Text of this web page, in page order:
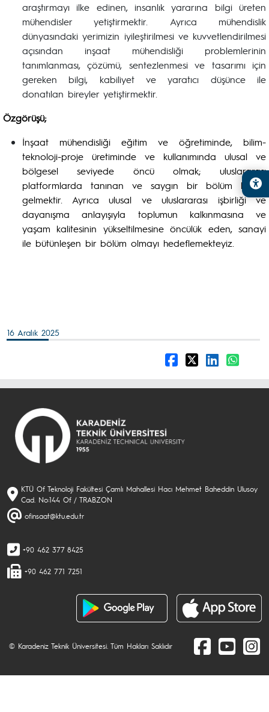
araştırmayı ilke edinen, insanlık yararına bilgi üreten
mühendisler yetiştirmektir. Ayrıca mühendislik
dünyasındaki yerimizin iyileştirilmesi ve kuvvetlendirilmesi
açısından inşaat mühendisliği problemlerinin
tanımlanması, çözümü, sentezlenmesi ve tasarımı için
gereken bilgi, kabiliyet ve yaratıcı düşünce ile
donatılan bireyler yetiştirmektir.
Özgörüşü;
İnşaat mühendisliği eğitim ve öğretiminde, bilim-
teknoloji-proje üretiminde ve kullanımında ulusal ve
bölgesel seviyede öncü olmak; uluslararası
platformlarda tanınan ve saygın bir bölüm haline
gelmektir. Ayrıca ulusal ve uluslararası işbirliği ve
dayanışma anlayışıyla toplumun kalkınmasına ve
yaşam kalitesinin yükseltilmesine öncülük eden, sanayi
ile bütünleşen bir bölüm olmayı hedeflemekteyiz.
16 Aralık 2025
KTÜ Of Teknoloji Fakültesi Çamlı Mahallesi Hacı Mehmet Baheddin Ulusoy
Cad. No:144 Of / TRABZON
ofinsaat@ktu.edu.tr
+90 462 377 8425
+90 462 771 7251
© Karadeniz Teknik Üniversitesi. Tüm Hakları Saklıdır